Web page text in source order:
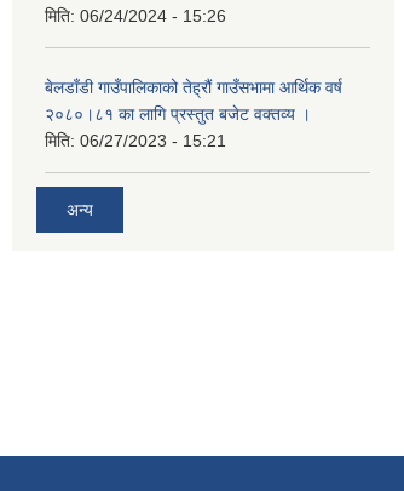
मिति: 06/24/2024 - 15:26
बेलडाँडी गाउँपालिकाको तेह्रौं गाउँसभामा आर्थिक वर्ष
२०८०।८१ का लागि प्रस्तुत बजेट वक्तव्य ।
मिति: 06/27/2023 - 15:21
अन्य